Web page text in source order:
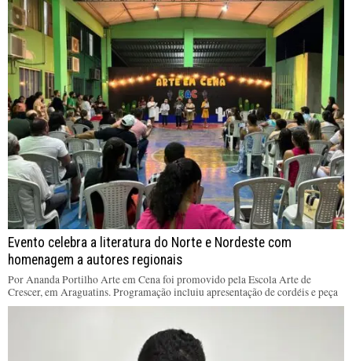
Evento celebra a literatura do Norte e Nordeste com
homenagem a autores regionais
Por Ananda Portilho Arte em Cena foi promovido pela Escola Arte de
Crescer, em Araguatins. Programação incluiu apresentação de cordéis e peça